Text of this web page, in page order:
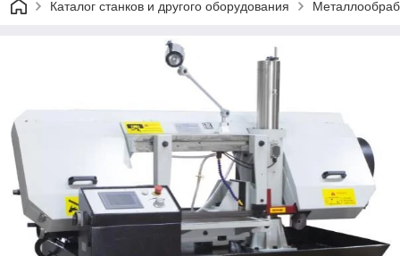
Каталог станков и другого оборудования